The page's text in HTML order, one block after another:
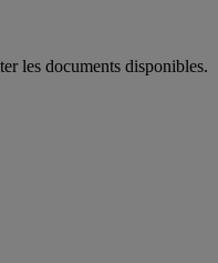
les documents disponibles.